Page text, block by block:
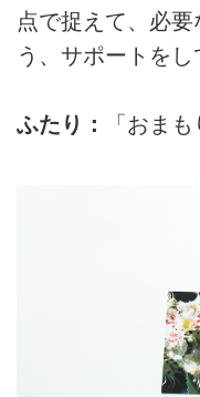
点で捉えて、必
う、サポートをし
ふたり： 「おま